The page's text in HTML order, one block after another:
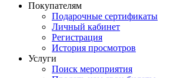
Покупателям
Подарочные сертификаты
Личный кабинет
Регистрация
История просмотров
Услуги
Поиск мероприятия